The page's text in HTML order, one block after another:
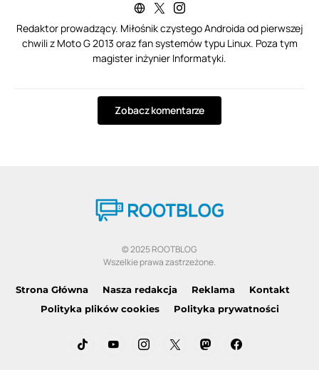
Redaktor prowadzący. Miłośnik czystego Androida od pierwszej
chwili z Moto G 2013 oraz fan systemów typu Linux. Poza tym
magister inżynier Informatyki.
Zobacz komentarze
© 2025 ROOTBLOG
Wszelkie prawa zastrzeżone.
Strona Główna Nasza redakcja Reklama
Kontakt
Polityka plików cookies
Polityka prywatności